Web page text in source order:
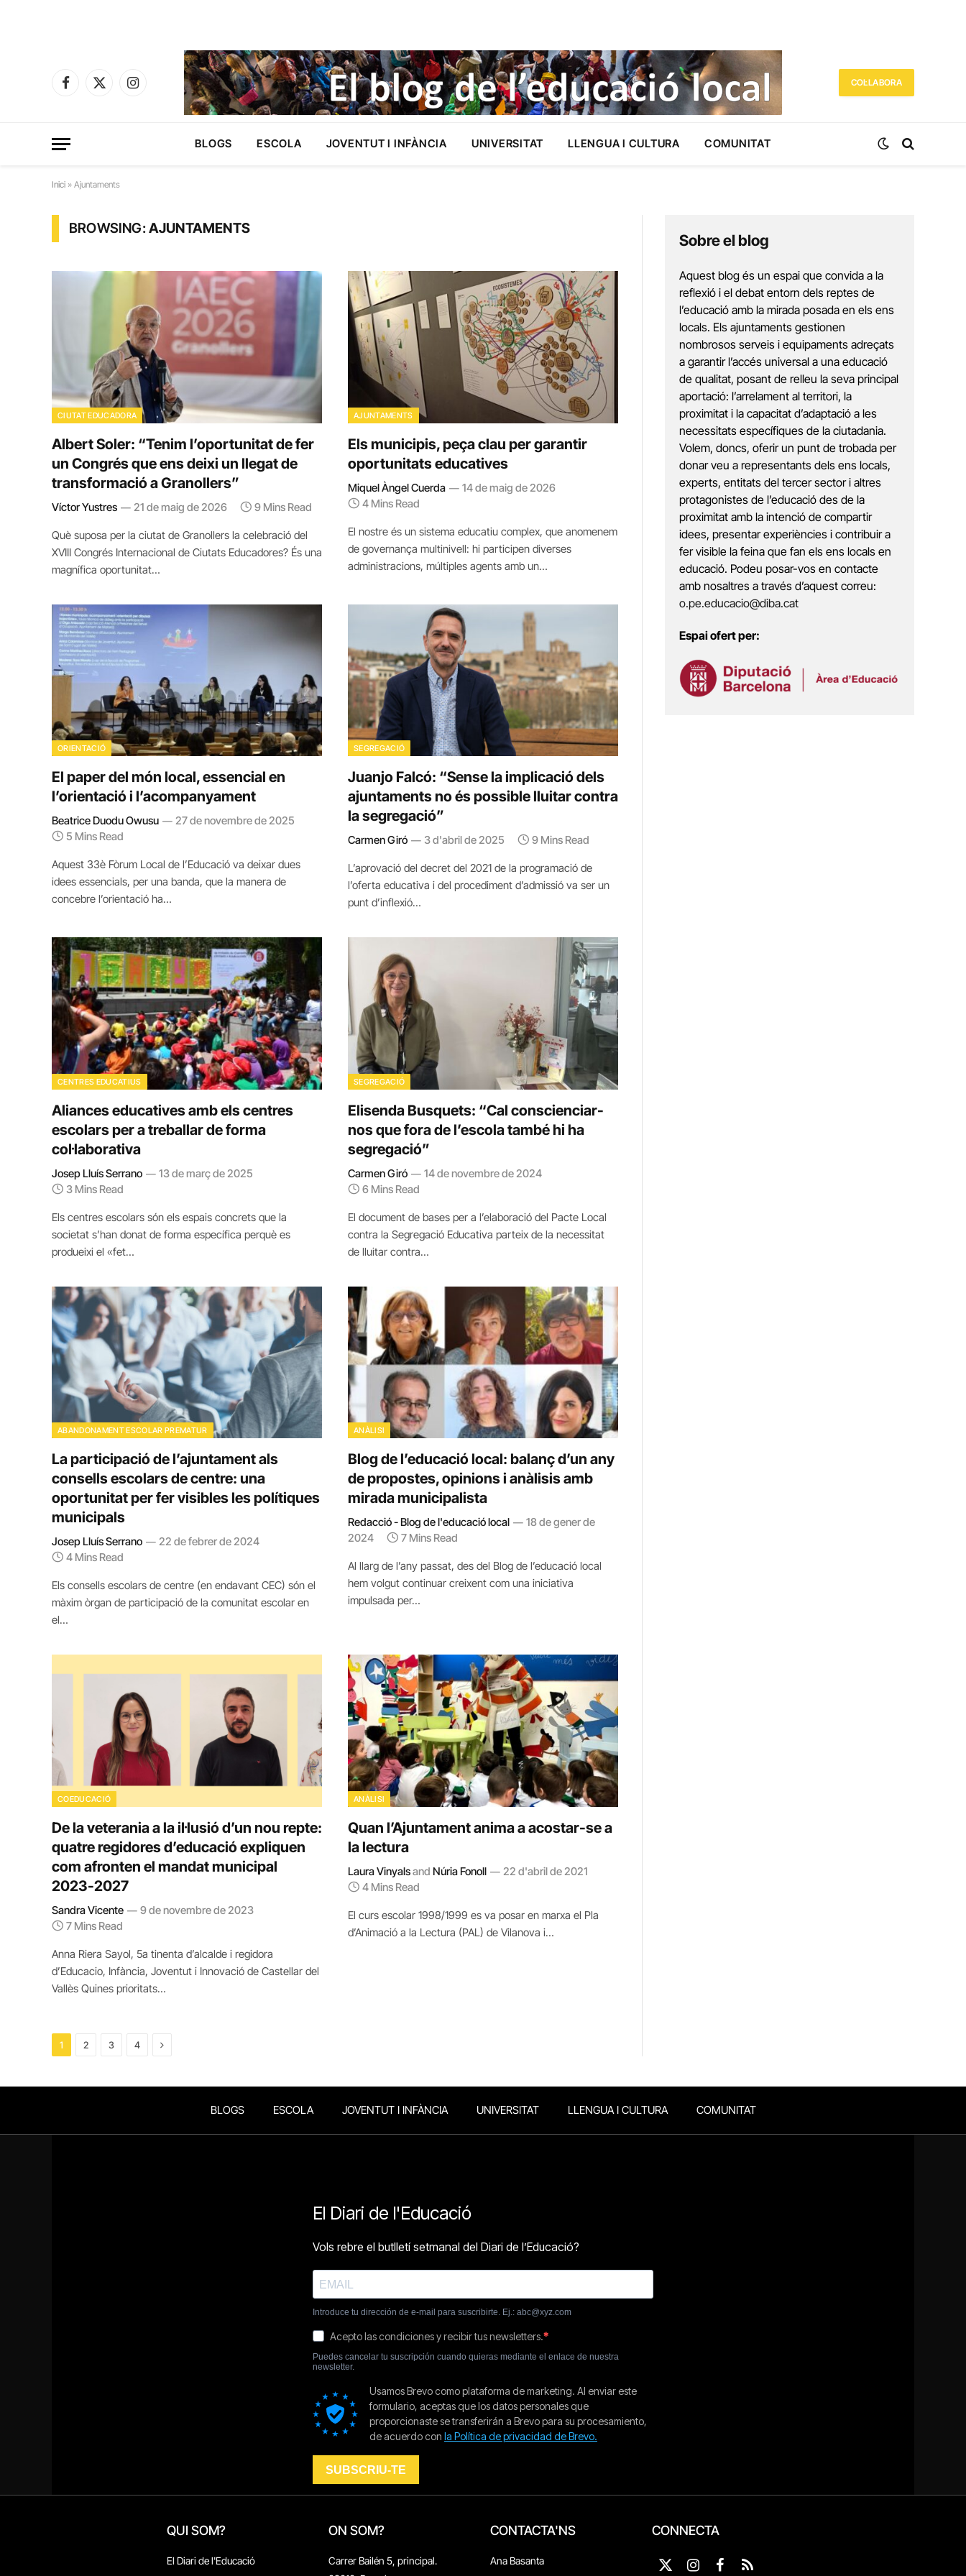
Facebook
X
Instagram
COL·LABORA
BLOGS ESCOLA JOVENTUT I INFÀNCIA UNIVERSITAT LLENGUA I CULTURA COMUNITAT
Inici » Ajuntaments
BROWSING:AJUNTAMENTS
CIUTAT EDUCADORA
Albert Soler: “Tenim l’oportunitat de fer
un Congrés que ens deixi un llegat de
transformació a Granollers”
Víctor Yustres 21 de maig de 2026 9 Mins Read
Què suposa per la ciutat de Granollers la celebració del
XVIII Congrés Internacional de Ciutats Educadores? És una
magnífica oportunitat…
AJUNTAMENTS
Els municipis, peça clau per garantir
oportunitats educatives
Miquel Àngel Cuerda
14 de maig de 2026
4 Mins Read
El nostre és un sistema educatiu complex, que anomenem
de governança multinivell: hi participen diverses
administracions, múltiples agents amb un…
ORIENTACIÓ
El paper del món local, essencial en
l’orientació i l’acompanyament
Beatrice Duodu Owusu
27 de novembre de 2025
5 Mins Read
Aquest 33è Fòrum Local de l’Educació va deixar dues
idees essencials, per una banda, que la manera de
concebre l’orientació ha…
SEGREGACIÓ
Juanjo Falcó: “Sense la implicació dels
ajuntaments no és possible lluitar contra
la segregació”
Carmen Giró 3 d'abril de 2025 9 Mins Read
L’aprovació del decret del 2021 de la programació de
l’oferta educativa i del procediment d’admissió va ser un
punt d’inflexió…
CENTRES EDUCATIUS
Aliances educatives amb els centres
escolars per a treballar de forma
col·laborativa
Josep Lluís Serrano
13 de març de 2025
3 Mins Read
Els centres escolars són els espais concrets que la
societat s’han donat de forma específica perquè es
produeixi el «fet…
SEGREGACIÓ
Elisenda Busquets: “Cal conscienciar-
nos que fora de l’escola també hi ha
segregació”
Carmen Giró
14 de novembre de 2024
6 Mins Read
El document de bases per a l’elaboració del Pacte Local
contra la Segregació Educativa parteix de la necessitat
de lluitar contra…
ABANDONAMENT ESCOLAR PREMATUR
La participació de l’ajuntament als
consells escolars de centre: una
oportunitat per fer visibles les polítiques
municipals
Josep Lluís Serrano
22 de febrer de 2024
4 Mins Read
Els consells escolars de centre (en endavant CEC) són el
màxim òrgan de participació de la comunitat escolar en
el…
ANÀLISI
Blog de l’educació local: balanç d’un any
de propostes, opinions i anàlisis amb
mirada municipalista
Redacció - Blog de l'educació local
18 de gener de
2024
7 Mins Read
Al llarg de l’any passat, des del Blog de l’educació local
hem volgut continuar creixent com una iniciativa
impulsada per…
COEDUCACIÓ
De la veterania a la il·lusió d’un nou repte:
quatre regidores d’educació expliquen
com afronten el mandat municipal
2023-2027
Sandra Vicente
9 de novembre de 2023
7 Mins Read
Anna Riera Sayol, 5a tinenta d’alcalde i regidora
d’Educacio, Infància, Joventut i Innovació de Castellar del
Vallès Quines prioritats…
ANÀLISI
Quan l’Ajuntament anima a acostar-se a
la lectura
Laura Vinyalsand Núria Fonoll
22 d'abril de 2021
4 Mins Read
El curs escolar 1998/1999 es va posar en marxa el Pla
d’Animació a la Lectura (PAL) de Vilanova i…
1 2 3 4 Next
Sobre el blog
Aquest blog és un espai que convida a la
reflexió i el debat entorn dels reptes de
l’educació amb la mirada posada en els ens
locals. Els ajuntaments gestionen
nombrosos serveis i equipaments adreçats
a garantir l’accés universal a una educació
de qualitat, posant de relleu la seva principal
aportació: l’arrelament al territori, la
proximitat i la capacitat d’adaptació a les
necessitats específiques de la ciutadania.
Volem, doncs, oferir un punt de trobada per
donar veu a representants dels ens locals,
experts, entitats del tercer sector i altres
protagonistes de l’educació des de la
proximitat amb la intenció de compartir
idees, presentar experiències i contribuir a
fer visible la feina que fan els ens locals en
educació. Podeu posar-vos en contacte
amb nosaltres a través d’aquest correu:
o.pe.educacio@diba.cat
Espai ofert per:
BLOGS ESCOLA JOVENTUT I INFÀNCIA UNIVERSITAT LLENGUA I CULTURA COMUNITAT
QUI SOM?
El Diari de l'Educació
ON SOM?
Carrer Bailén 5, principal.
CONTACTA'NS
Ana Basanta
CONNECTA
X InstagramFacebook
RSS